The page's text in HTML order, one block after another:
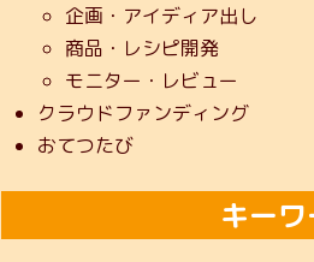
企画・アイディア出し
商品・レシピ開発
モニター・レビュー
クラウドファンディング
おてつたび
キーワ